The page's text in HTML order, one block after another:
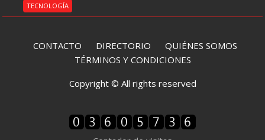
TECNOLOGÍA
CONTACTO DIRECTORIO QUIÉNES SOMOS
TÉRMINOS Y CONDICIONES
Copyright © All rights reserved